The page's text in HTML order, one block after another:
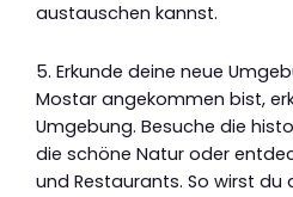
austauschen kannst.
5. Erkunde deine neue
Mostar angekommen bist,
Umgebung. Besuche die
die schöne Natur oder
und Restaurants. So wirst du